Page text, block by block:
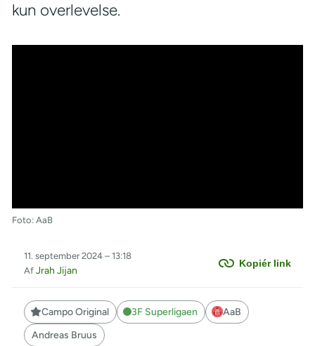
kun overlevelse.
Foto: AaB
Kopiér link
11. september 2024 – 13:18
Af Jrah Jijan
Campo Original 3F Superligaen
AaB
Andreas Bruus